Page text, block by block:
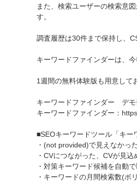
また、検索ユーザーの検索意
す。
調査履歴は30件まで保持し、
キーワードファインダーは、
1週間の無料体験版も用意して
キーワードファインダー デ
キーワードファインダー：
■SEOキーワードツール「キー
・(not provided)で見えなかっ
・CVにつながった、CVが見
・対策キーワード候補を自動で
・キーワードの月間検索数(ボ